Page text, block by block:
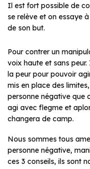
Il est fort possible de
se relève et on essaye
de son but.
Pour contrer un
voix haute et sans
la peur pour pouvoir
mis en place des
personne négative que
agi avec flegme et
changera de camp.
Nous sommes tous
personne négative,
ces 3 conseils, ils sont